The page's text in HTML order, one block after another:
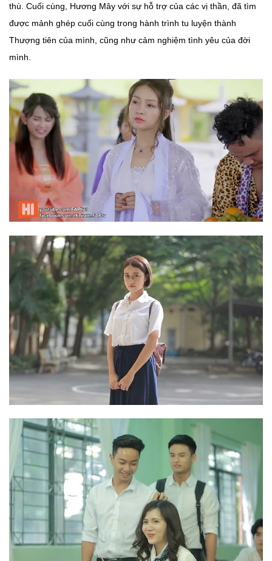
thù. Cuối cùng, Hương Mây với sự hỗ trợ của các vị thần, đã tìm
được mảnh ghép cuối cùng trong hành trình tu luyện thành
Thượng tiên của mình, cũng như cảm nghiệm tình yêu của đời
mình.